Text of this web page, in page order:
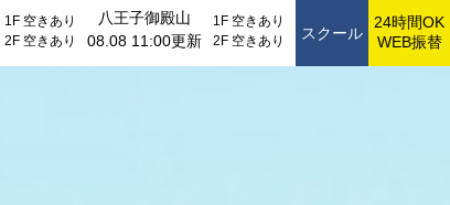
1F 空きあり
2F 空きあり
八王子御殿山
08.08 11:00更新
1F 空きあり
2F 空きあり スクール
24時間OK
WEB振替